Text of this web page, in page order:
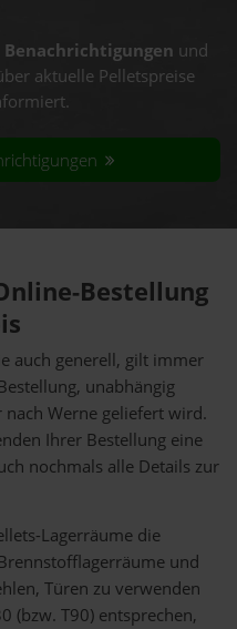
und
aktuelle Pelletspreise
Bestellung
auch generell, gilt immer
unabhängig
Werne geliefert wird.
Ihrer Bestellung eine
nochmals alle Details zur
Lagerräume die
und
Türen zu verwenden
(bzw. T90) entsprechen,